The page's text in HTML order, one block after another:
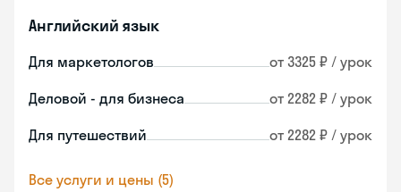
Английский язык
Для маркетологов от 3325 ₽ / урок
Деловой - для бизнеса от 2282 ₽ / урок
Для путешествий от 2282 ₽ / урок
Все услуги и цены (5)